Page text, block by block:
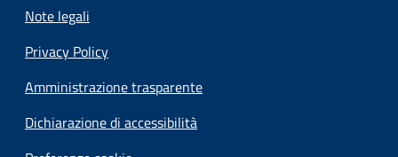
Note legali
Privacy Policy
Amministrazione trasparente
Dichiarazione di accessibilità